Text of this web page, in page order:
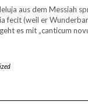
aus dem Messiah
fecit (weil er
es mit „canticum